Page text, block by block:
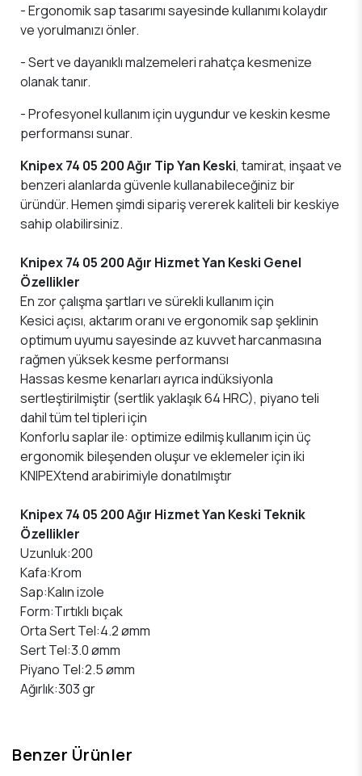
- Ergonomik sap tasarımı sayesinde kullanımı kolaydır
ve yorulmanızı önler.
- Sert ve dayanıklı malzemeleri rahatça kesmenize
olanak tanır.
- Profesyonel kullanım için uygundur ve keskin kesme
performansı sunar.
Knipex 74 05 200 Ağır Tip Yan Keski, tamirat, inşaat ve
benzeri alanlarda güvenle kullanabileceğiniz bir
üründür. Hemen şimdi sipariş vererek kaliteli bir keskiye
sahip olabilirsiniz.
Knipex 74 05 200 Ağır Hizmet Yan Keski Genel
Özellikler
En zor çalışma şartları ve sürekli kullanım için
Kesici açısı, aktarım oranı ve ergonomik sap şeklinin
optimum uyumu sayesinde az kuvvet harcanmasına
rağmen yüksek kesme performansı
Hassas kesme kenarları ayrıca indüksiyonla
sertleştirilmiştir (sertlik yaklaşık 64 HRC), piyano teli
dahil tüm tel tipleri için
Konforlu saplar ile: optimize edilmiş kullanım için üç
ergonomik bileşenden oluşur ve eklemeler için iki
KNIPEXtend arabirimiyle donatılmıştır
Knipex 74 05 200 Ağır Hizmet Yan Keski Teknik
Özellikler
Uzunluk:200
Kafa:Krom
Sap:Kalın izole
Form:Tırtıklı bıçak
Orta Sert Tel:4.2 ømm
Sert Tel:3.0 ømm
Piyano Tel:2.5 ømm
Ağırlık:303 gr
Benzer Ürünler